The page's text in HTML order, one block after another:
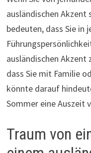
ausländischen Akzent
bedeuten, dass Sie in
ausländischen Akzent
dass Sie mit Familie
könnte darauf
Sommer eine Auszeit
Traum von